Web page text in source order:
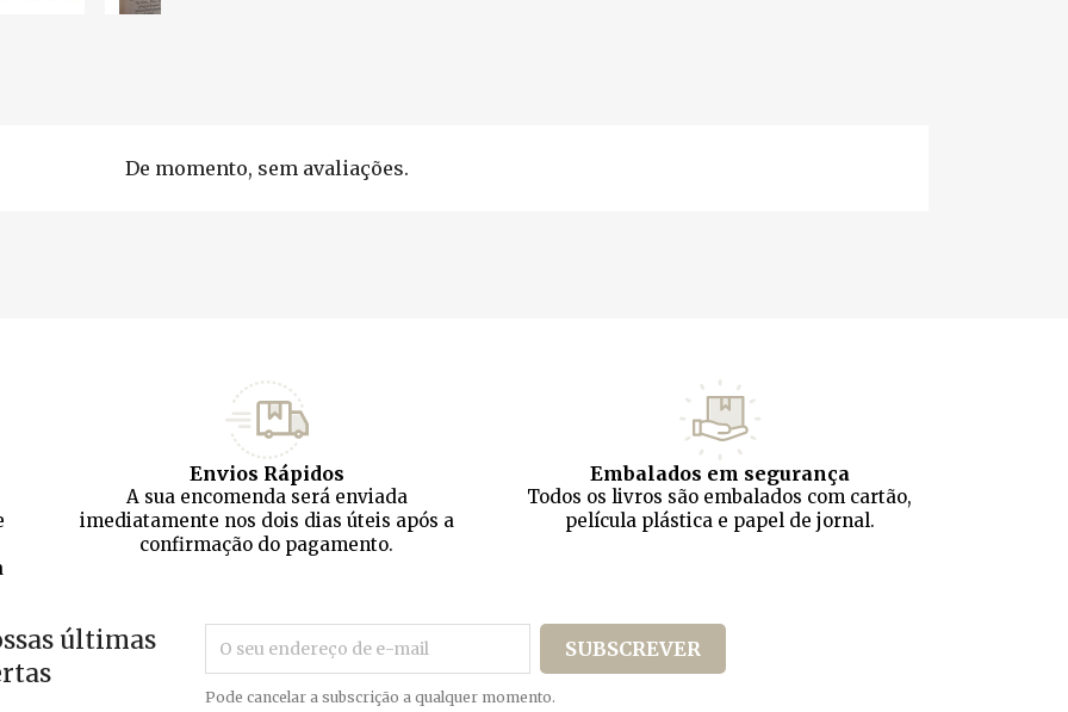
De momento, sem avaliações.
Envios Rápidos
A sua encomenda será enviada
imediatamente nos dois dias úteis após a
confirmação do pagamento.
Embalados em segurança
Todos os livros são embalados com cartão,
película plástica e papel de jornal.
últimas
Pode cancelar a subscrição a qualquer momento.